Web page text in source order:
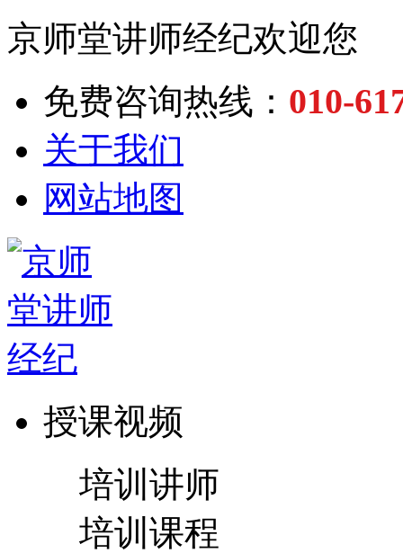
京师堂讲师经纪欢迎您
免费咨询热线： 010-
关于我们
网站地图
授课视频
培训讲师
培训课程